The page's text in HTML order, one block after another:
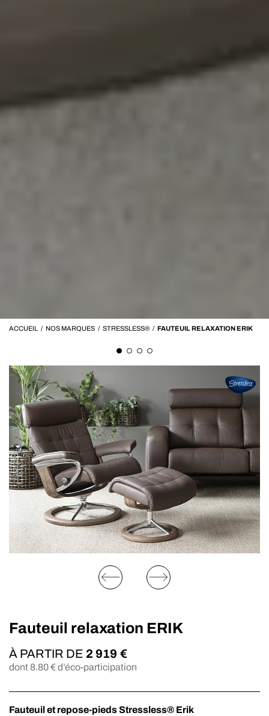
ACCUEIL / NOS MARQUES / STRESSLESS® / FAUTEUIL RELAXATION ERIK
Fauteuil relaxation ERIK
À PARTIR DE 2 919 €
dont8.80€ d’éco-participation
Fauteuil et repose-pieds Stressless® Erik